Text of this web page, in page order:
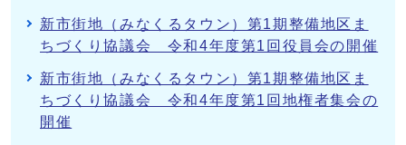
新市街地（みなくるタウン）第1期整備地区ま
ちづくり協議会 令和4年度第1回役員会の開催
新市街地（みなくるタウン）第1期整備地区ま
ちづくり協議会 令和4年度第1回地権者集会の
開催